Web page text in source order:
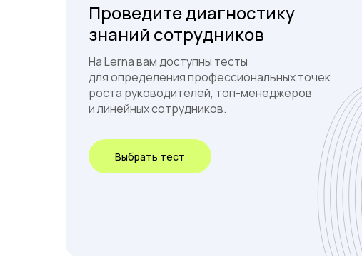
Проведите диагностику
знаний сотрудников
На Lerna вам доступны тесты
для определения профессиональных точек
роста руководителей, топ-менеджеров
и линейных сотрудников.
Выбрать тест